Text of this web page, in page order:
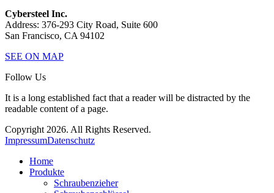
Cybersteel Inc.
Address: 376-293 City Road, Suite 600
San Francisco, CA 94102
SEE ON MAP
Follow Us
It is a long established fact that a reader will be distracted by the
readable content of a page.
Copyright 2026. All Rights Reserved.
ImpressumDatenschutz
Home
Produkte
Schraubenzieher